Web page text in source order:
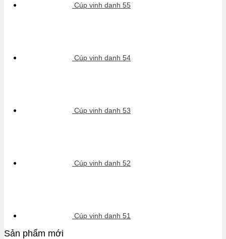
Cúp vinh danh 55
Cúp vinh danh 54
Cúp vinh danh 53
Cúp vinh danh 52
Cúp vinh danh 51
Sản phẩm mới